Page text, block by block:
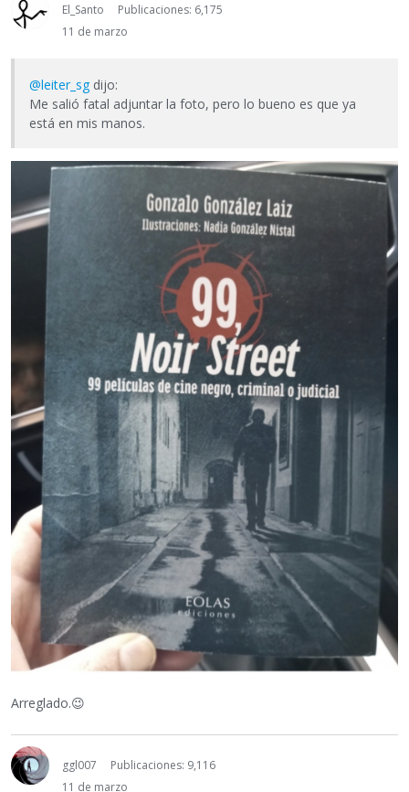
El_Santo
Publicaciones: 6,175
11 de marzo
@leiter_sg dijo:
Me salió fatal adjuntar la foto, pero lo bueno es que ya
está en mis manos.
Arreglado.😉
ggl007
Publicaciones: 9,116
11 de marzo